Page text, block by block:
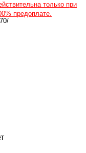
только при
предоплате.